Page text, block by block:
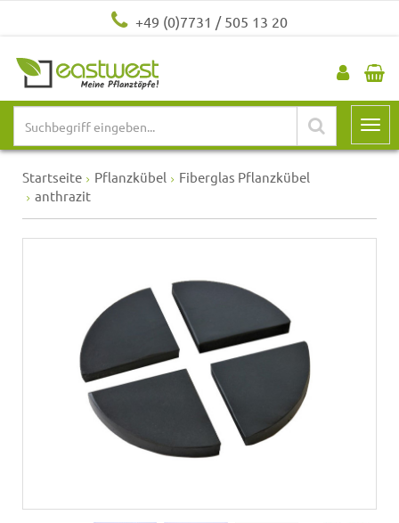
+49 (0)7731 / 505 13 20
Startseite Pflanzkübel
Fiberglas Pflanzkübel
anthrazit